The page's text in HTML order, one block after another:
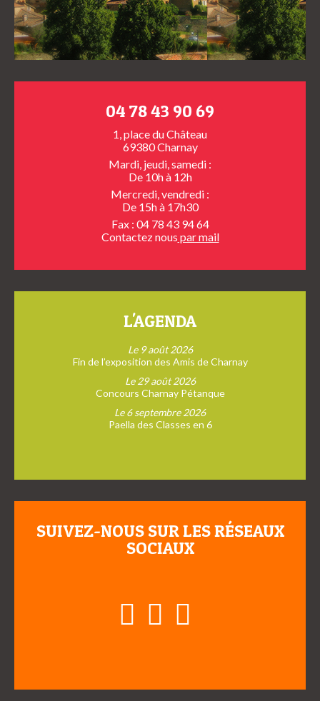
04 78 43 90 69
1, place du Château
69380 Charnay
Mardi, jeudi, samedi :
De 10h à 12h
Mercredi, vendredi :
De 15h à 17h30
Fax : 04 78 43 94 64
Contactez nous par mail
L'AGENDA
Le 9 août 2026
Fin de l’exposition des Amis de Charnay
Le 29 août 2026
Concours Charnay Pétanque
Le 6 septembre 2026
Paella des Classes en 6
SUIVEZ-NOUS SUR LES RÉSEAUX
SOCIAUX